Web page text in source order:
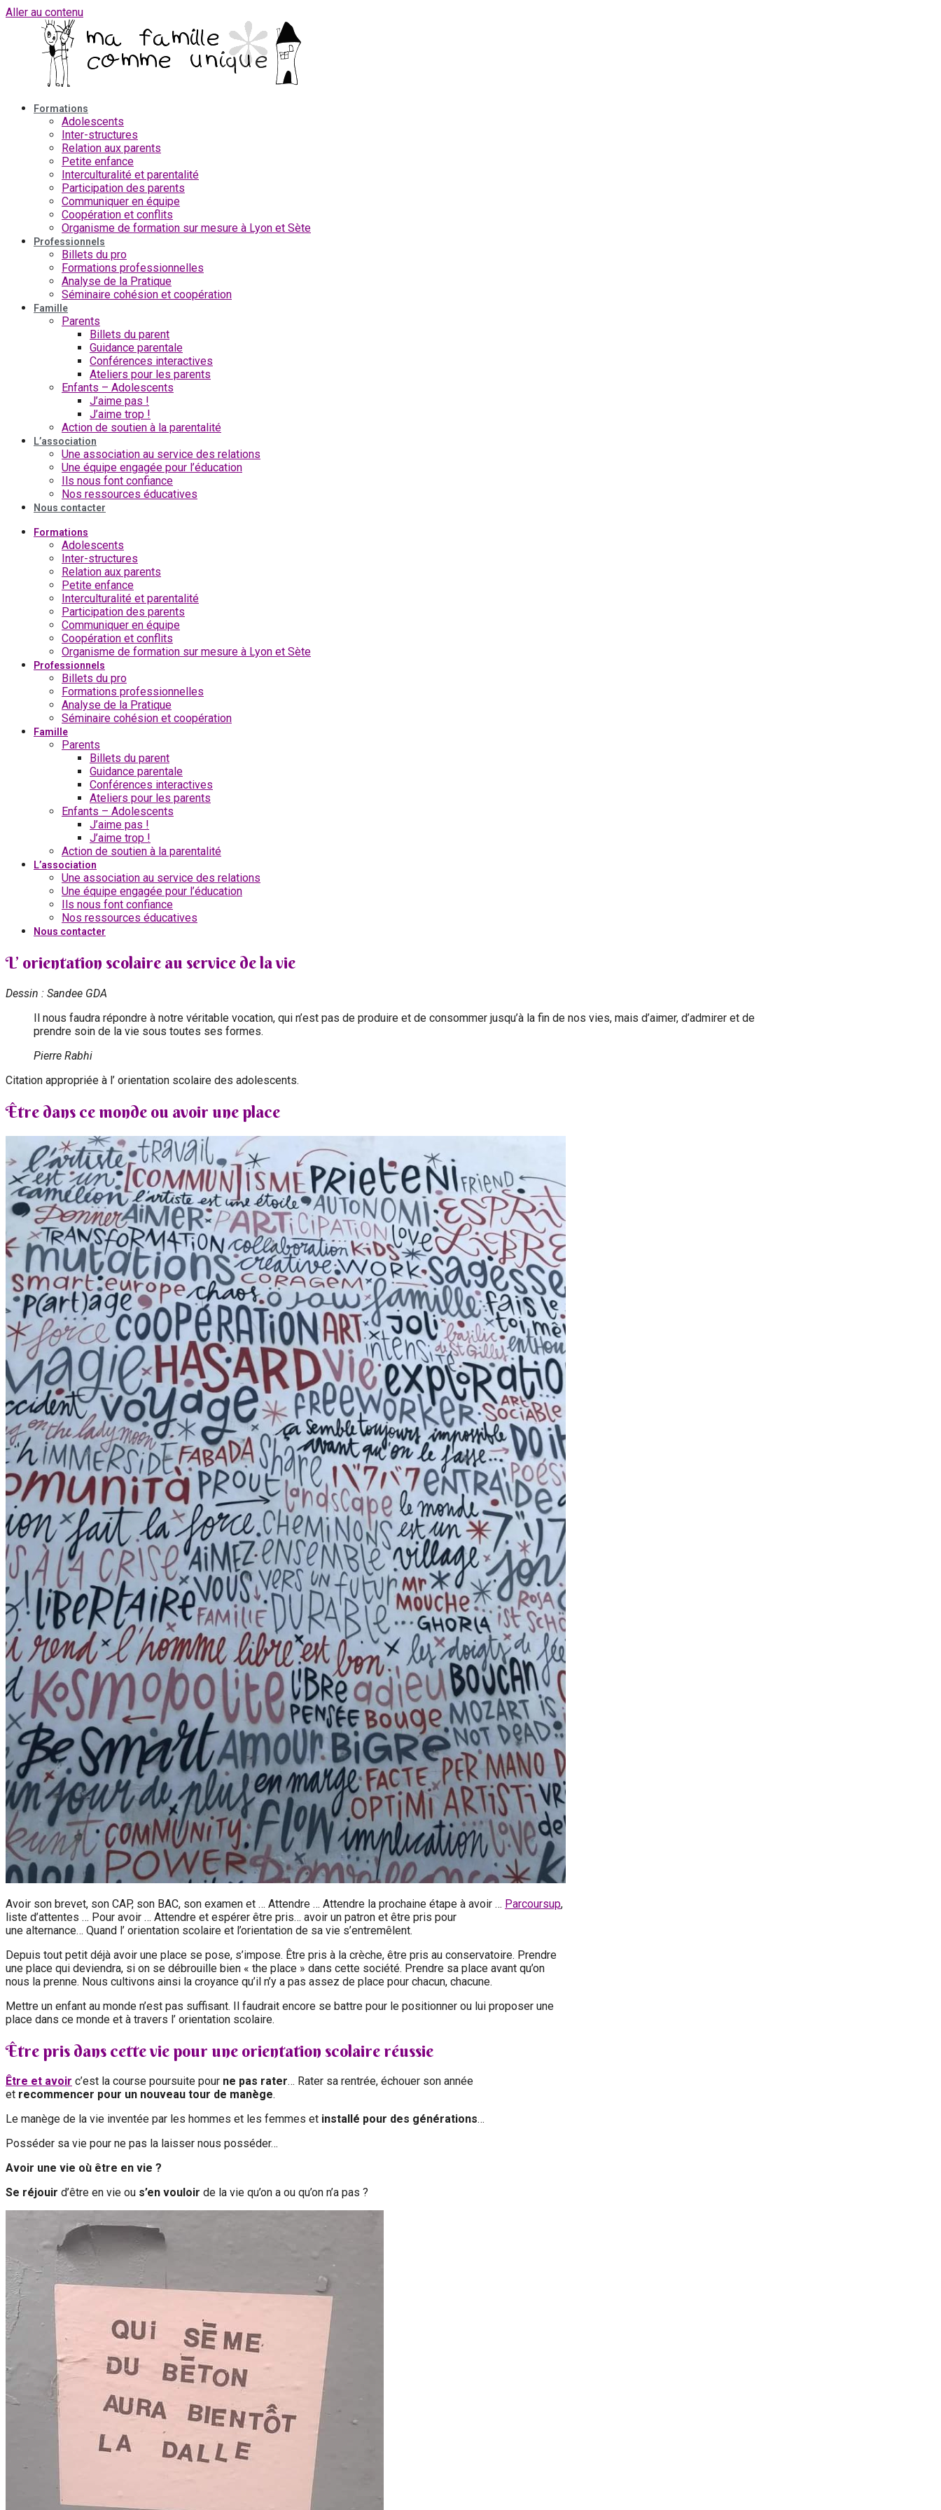
Aller au contenu
Formations
Adolescents
Inter-structures
Relation aux parents
Petite enfance
Interculturalité et parentalité
Participation des parents
Communiquer en équipe
Coopération et conflits
Organisme de formation sur mesure à Lyon et Sète
Professionnels
Billets du pro
Formations professionnelles
Analyse de la Pratique
Séminaire cohésion et coopération
Famille
Parents
Billets du parent
Guidance parentale
Conférences interactives
Ateliers pour les parents
Enfants – Adolescents
J’aime pas !
J’aime trop !
Action de soutien à la parentalité
L’association
Une association au service des relations
Une équipe engagée pour l’éducation
Ils nous font confiance
Nos ressources éducatives
Nous contacter
Formations
Adolescents
Inter-structures
Relation aux parents
Petite enfance
Interculturalité et parentalité
Participation des parents
Communiquer en équipe
Coopération et conflits
Organisme de formation sur mesure à Lyon et Sète
Professionnels
Billets du pro
Formations professionnelles
Analyse de la Pratique
Séminaire cohésion et coopération
Famille
Parents
Billets du parent
Guidance parentale
Conférences interactives
Ateliers pour les parents
Enfants – Adolescents
J’aime pas !
J’aime trop !
Action de soutien à la parentalité
L’association
Une association au service des relations
Une équipe engagée pour l’éducation
Ils nous font confiance
Nos ressources éducatives
Nous contacter
L’ orientation scolaire au service de la vie
Dessin : Sandee GDA
Il nous faudra répondre à notre véritable vocation, qui n’est pas de produire et de consommer jusqu’à la fin de nos vies, mais d’aimer, d’admirer et de
prendre soin de la vie sous toutes ses formes.
Pierre Rabhi
Citation appropriée à l’ orientation scolaire des adolescents.
Être dans ce monde ou avoir une place
Avoir son brevet, son CAP, son BAC, son examen et … Attendre … Attendre la prochaine étape à avoir … Parcoursup,
liste d’attentes … Pour avoir … Attendre et espérer être pris… avoir un patron et être pris pour
une alternance… Quand l’ orientation scolaire et l’orientation de sa vie s’entremêlent.
Depuis tout petit déjà avoir une place se pose, s’impose. Être pris à la crèche, être pris au conservatoire. Prendre
une place qui deviendra, si on se débrouille bien « the place » dans cette société. Prendre sa place avant qu’on
nous la prenne. Nous cultivons ainsi la croyance qu’il n’y a pas assez de place pour chacun, chacune.
Mettre un enfant au monde n’est pas suffisant. Il faudrait encore se battre pour le positionner ou lui proposer une
place dans ce monde et à travers l’ orientation scolaire.
Être pris dans cette vie pour une orientation scolaire réussie
Être et avoir c’est la course poursuite pour ne pas rater… Rater sa rentrée, échouer son année
et recommencer pour un nouveau tour de manège.
Le manège de la vie inventée par les hommes et les femmes et installé pour des générations…
Posséder sa vie pour ne pas la laisser nous posséder…
Avoir une vie où être en vie ?
Se réjouir d’être en vie ou s’en vouloir de la vie qu’on a ou qu’on n’a pas ?